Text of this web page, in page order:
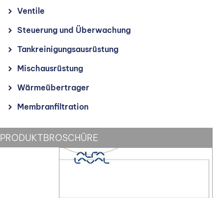
Ventile
Steuerung und Überwachung
Tankreinigungsausrüstung
Mischausrüstung
Wärmeübertrager
Membranfiltration
PRODUKTBROSCHÜRE